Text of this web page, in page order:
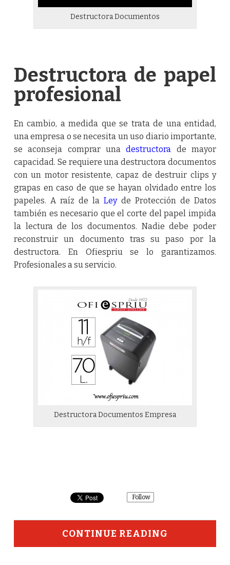
Destructora Documentos
Destructora de papel
profesional
En cambio, a medida que se trata de una entidad,
una empresa o se necesita un uso diario importante,
se aconseja comprar unadestructora de mayor
capacidad. Se requiere una destructora documentos
con un motor resistente, capaz de destruir clips y
grapas en caso de que se hayan olvidado entre los
papeles. A raíz de laLeyde Protección de Datos
también es necesario que el corte del papel impida
la lectura de los documentos. Nadie debe poder
reconstruir un documento tras su paso por la
destructora. En Ofiespriuse lo garantizamos.
Profesionales a su servicio.
Destructora Documentos Empresa
Follow
CONTINUE READING